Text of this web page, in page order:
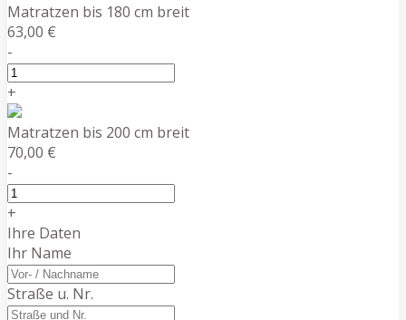
Matratzen bis 180 cm breit
63,00 €
-
+
Matratzen bis 200 cm breit
70,00 €
-
+
Ihre Daten
Ihr Name
Straße u. Nr.